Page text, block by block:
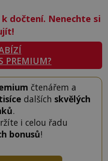
dočtení. Nenechte si
PREMIUM?
čtenářem a
dalších skvělých
.
i celou řadu
bonusů!